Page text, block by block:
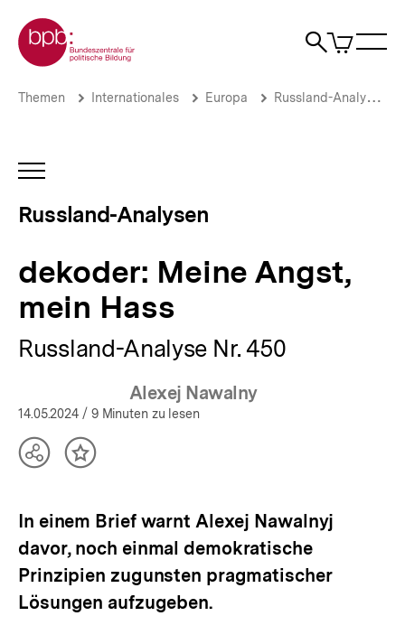
zum
Seiteninhalt
springen
Zur Startseite der bpb
Suche
Artikel
im
dekoder:
Hass
Russland-
Analysen
Brotkrümelnavigation
Pfadnavigation
Themen Internationales Europa Russland-Analysen
INHALTSNAVIGATION
Russland-Analysen
dekoder: Meine Angst,
mein Hass
Russland-Analyse Nr. 450
Alexej Nawalny
14.05.2024 / 9 Minuten zu lesen
TeilenInhalt
In einem Brief warnt Alexej Nawalnyj
davor, noch einmal demokratische
Prinzipien zugunsten pragmatischer
Lösungen aufzugeben.